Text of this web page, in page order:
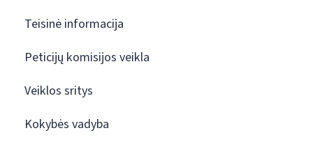
Teisinė informacija
Peticijų komisijos veikla
Veiklos sritys
Kokybės vadyba